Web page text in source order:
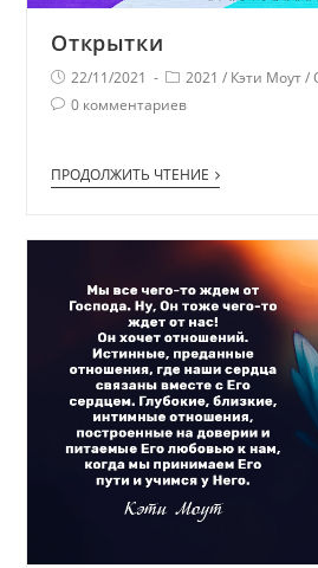
Открытки
22/11/2021 2021 / Кэти Моут /
0 комментариев
ПРОДОЛЖИТЬ ЧТЕНИЕ